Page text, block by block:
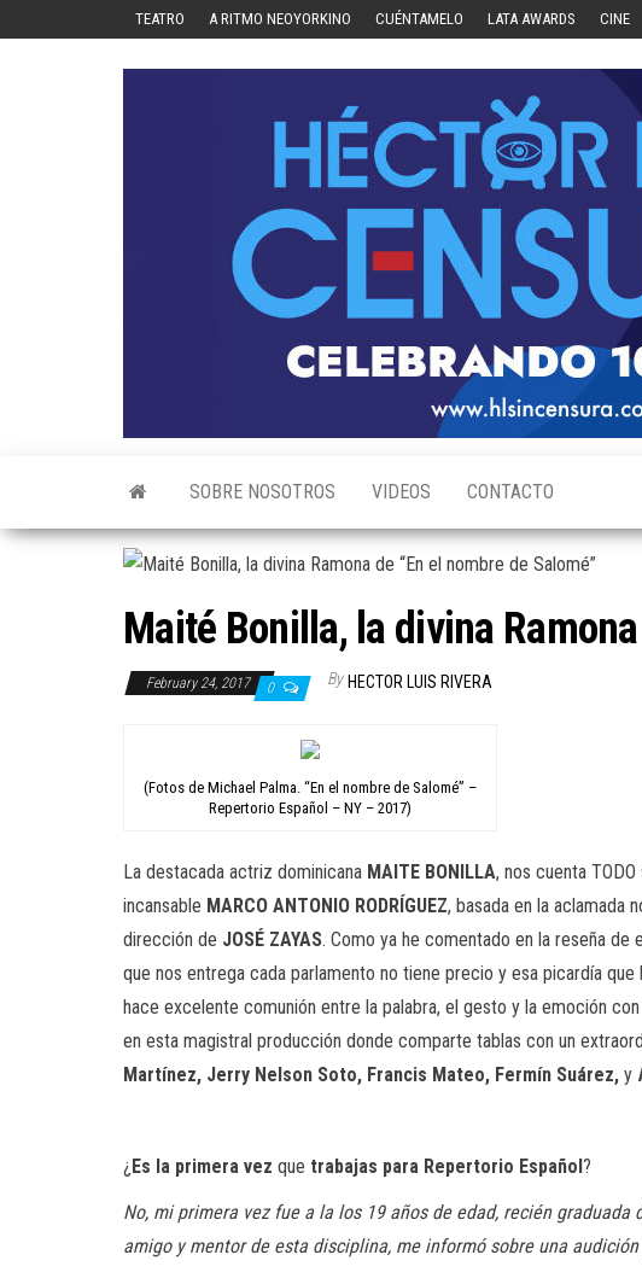
TEATRO A RITMO NEOYORKINO CUÉNTAMELO LATA AWARDS CINE
SOBRE NOSOTROS VIDEOS CONTACTO
Maité Bonilla, la divina
February 24, 2017 0 By HECTOR LUIS RIVERA
(Fotos de Michael Palma. “En el nombre de Salomé” –
Repertorio Español – NY – 2017)
La destacada actriz dominicana MAITE BONILLA, nos cuenta
incansable MARCO ANTONIO RODRÍGUEZ, basada en la aclamada
dirección de JOSÉ ZAYAS. Como ya he comentado en la reseña de
que nos entrega cada parlamento no tiene precio y esa picardía
hace excelente comunión entre la palabra, el gesto y la emoción
en esta magistral producción donde comparte tablas con un
Martínez, Jerry Nelson Soto, Francis Mateo, Fermín Suárez, y
¿ Es la primera vez que trabajas para Repertorio Español?
No, mi primera vez fue a la los 19 años de edad, recién
amigo y mentor de esta disciplina, me informó sobre una